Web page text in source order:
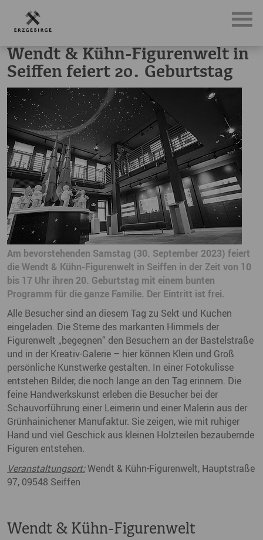
News, Neuigkeiten & Nachrichten aus dem Erzgebirge
Wendt & Kühn-Figurenwelt in
Seiffen feiert 20. Geburtstag
Am bevorstehenden Samstag (30. September 2023) feiert
die Wendt & Kühn-Figurenwelt in Seiffen in der Zeit von 10
bis 17 Uhr ihren 20. Geburtstag mit einem bunten
Programm für die ganze Familie. Der Eintritt ist frei.
Alle Besucher sind an diesem Tag zu Sekt und Kuchen
eingeladen. Die Sterne des markanten Himmels der
Figurenwelt „begegnen“ den Besuchern an der Bastelstraße
und in der Kreativ-Galerie – hier können Klein und Groß
persönliche Kunstwerke gestalten. In einer Fotokulisse
entstehen Bilder, die noch lange an den Tag erinnern. Die
feine Handwerkskunst erleben die Besucher bei der
Schauvorführung einer Leimerin und einer Malerin aus der
Grünhainichener Manufaktur. Sie zeigen, wie mit ruhiger
Hand und viel Geschick aus kleinen Holzteilen bezaubernde
Figuren entstehen.
Veranstaltungsort:Wendt & Kühn-Figurenwelt, Hauptstraße
97, 09548 Seiffen
Wendt & Kühn-Figurenwelt